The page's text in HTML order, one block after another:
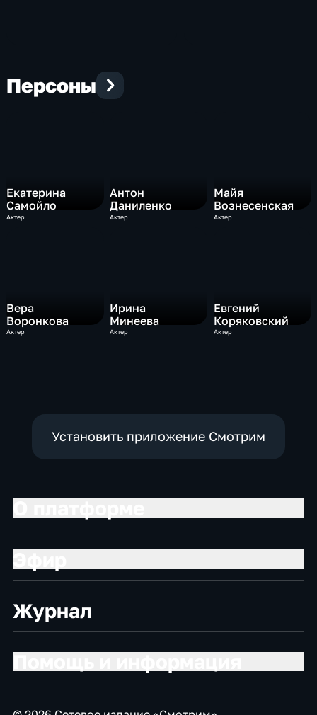
Персоны
Екатерина
Самойло
Актер
Антон
Даниленко
Актер
Майя
Вознесенская
Актер
Вера
Воронкова
Актер
Ирина
Минеева
Актер
Евгений
Коряковский
Актер
Установить приложение Смотрим
Журнал